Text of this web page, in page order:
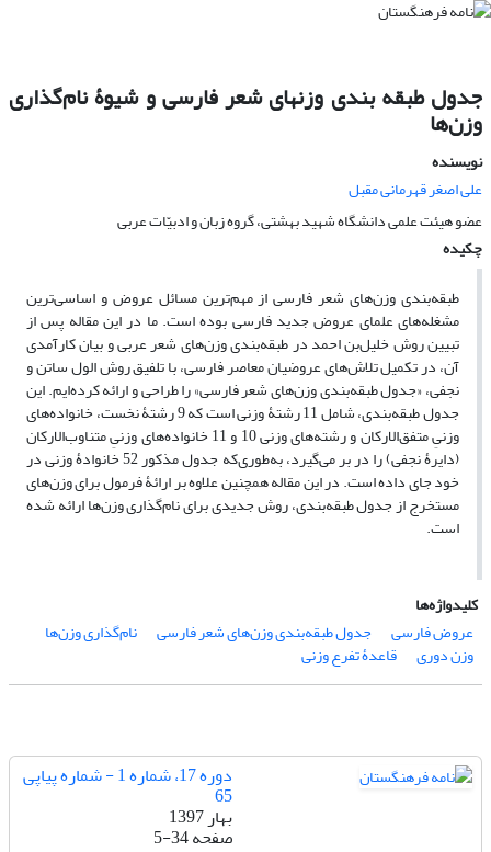
جدول طبقه بندی وزنهای شعر فارسی و شیوۀ ‌نام‌گذاری
وزن‌ها
نویسنده
علی اصغر قهرمانی مقبل
عضو هیئت علمی دانشگاه شهید بهشتی، گروه زبان و ادبیّات‌ عربی
چکیده
طبقه‌بندی وزن‌های شعر فارسی از مهم‌ترین مسائل عروض و اساسی‌ترین
مشغله‌های علمای عروض جدید فارسی بوده ‌است. ما در این مقاله پس از
تبیین روش خلیل‌بن احمد در طبقه‌بندی وزن‌های شعر عربی و بیان کارآمدی
آن، در تکمیل تلاش‌های عروضیان معاصر فارسی، با تلفیق روش الول ‌ساتن و
نجفی، «جدول طبقه‌بندی وزن‌های شعر فارسی» را طراحی و ارائه کرده‌ایم. این
جدول طبقه‌بندی، شامل 11 رشتۀ وزنی است که 9 رشتۀ نخست، خانواده‌های
وزنیِ متفق‌الارکان و رشته‌های وزنی 10 و 11 خانواده‌های وزنیِ متناوب‌الارکان
(دایرۀ نجفی) را در بر می‌گیرد، به‌طوری‌که جدول مذکور 52 خانوادۀ وزنی در
خود جای داده است. در این مقاله همچنین علاوه‌ بر ارائۀ فرمول برای وزن‌های
مستخرج از جدول طبقه‌بندی، روش جدیدی برای نام‌گذاری وزن‌ها ارائه شده
است.
کلیدواژه‌ها
عروض فارسی
جدول طبقه‌بندی وزن‌های شعر فارسی نام‌گذاری وزن‌ها
وزن دوری قاعدۀ تفرع وزنی
دوره 17، شماره 1 - شماره پیاپی
65
بهار 1397
صفحه5-34